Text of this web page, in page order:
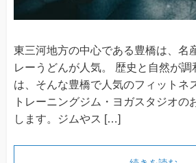
東三河地方の中心である豊橋は、名
レーうどんが人気。 歴史と自然が調
は、そんな豊橋で人気のフィットネ
トレーニングジム・ヨガスタジオの
します。ジムやス […]